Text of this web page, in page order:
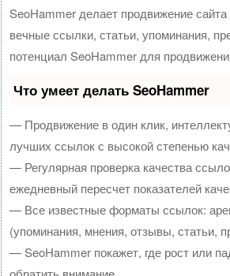
SeoHammer делает продвижение
вечные ссылки, статьи, упоминания,
потенциал SeoHammer для
Что умеет делать SeoHammer
— Продвижение в один клик,
лучших ссылок с высокой степенью
— Регулярная проверка качества
ежедневный пересчет показателей
— Все известные форматы ссылок:
(упоминания, мнения, отзывы, статьи,
— SeoHammer покажет, где рост или